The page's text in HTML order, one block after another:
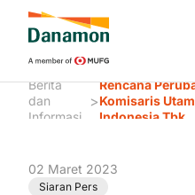
Berita
dan
Informasi
>
Rencana
Komisaris
Indonesia Tbk
02 Maret 2023
Siaran Pers